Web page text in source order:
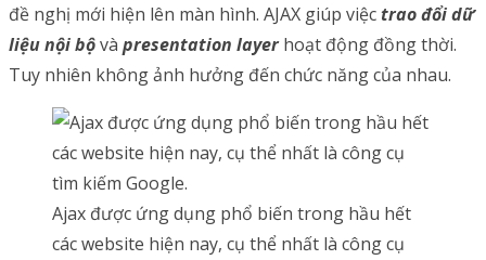
đề nghị mới hiện lên màn hình. AJAX giúp việctrao đổi dữ
liệu nội bộvà presentation layerhoạt động đồng thời.
Tuy nhiên không ảnh hưởng đến chức năng của nhau.
Ajax được ứng dụng phổ biến trong hầu hết
các website hiện nay, cụ thể nhất là công cụ